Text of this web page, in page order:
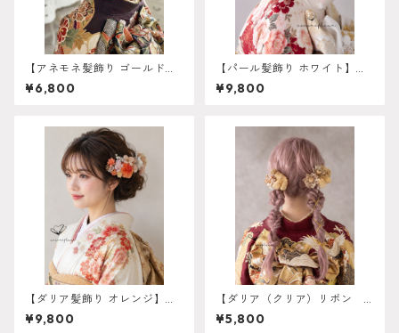
【アネモネ髪飾り ゴールド
オレンジ】残り一点 再販は
不可 成人式 卒業式 振袖 袴
¥6,800
【パール髪飾り ホワイト】成
人式 卒業式 振袖 袴 結婚式 オ
ーダーメイド対応｜O-0017
¥9,800
【ダリア髪飾り オレンジ】成
人式 卒業式 振袖 袴 リボンベ
ージュ オーダーメイド対
¥9,800
【ダリア（クリア）リボン
ゴールド髪飾り】卒業式
袴 髪飾り 成人式 卒業
¥5,800